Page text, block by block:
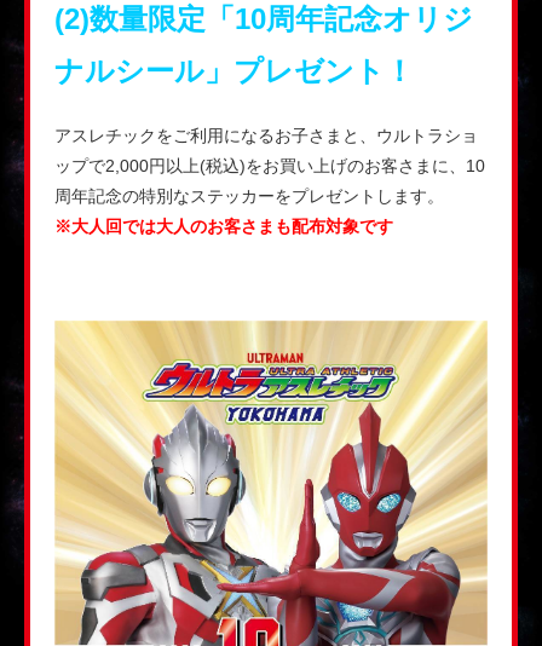
(2)数量限定「10周年記念オリジ
ナルシール」プレゼント！
アスレチックをご利用になるお子さまと、ウルトラショ
ップで2,000円以上(税込)をお買い上げのお客さまに、10
周年記念の特別なステッカーをプレゼントします。
※大人回では大人のお客さまも配布対象です